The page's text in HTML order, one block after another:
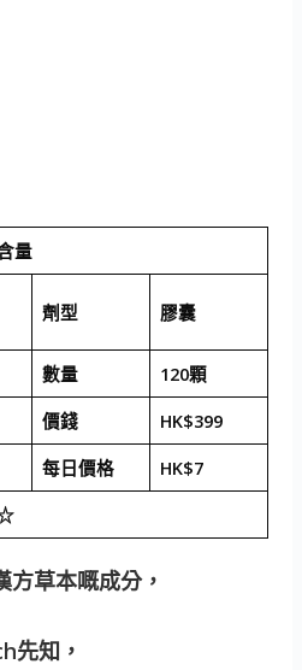
量
劑型 膠囊
數量
120顆
價錢
HK$399
每日價格
HK$7
方草本嘅成分，
先知，